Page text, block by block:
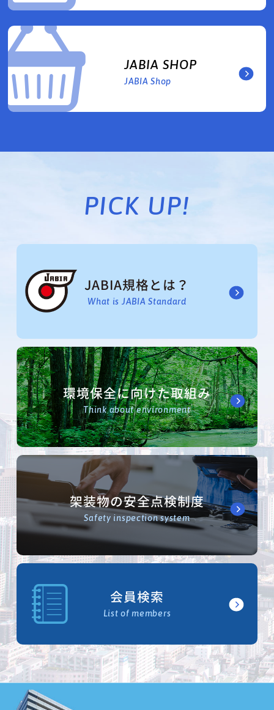
JABIA SHOP
JABIA Shop
PICK UP!
JABIA規格とは？
What is JABIA Standard
環境保全に向けた取組み
Think about environment
架装物の安全点検制度
Safety inspection system
会員検索
List of members